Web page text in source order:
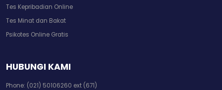
Tes Kepribadian Online
Tes Minat dan Bakat
Psikotes Online Gratis
HUBUNGI KAMI
Phone: (021) 50106260 ext (671)